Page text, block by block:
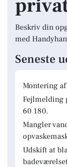
Beskriv din
med
Seneste
Montering
Fejlmelding
60 180.
Mangler
Udskift at